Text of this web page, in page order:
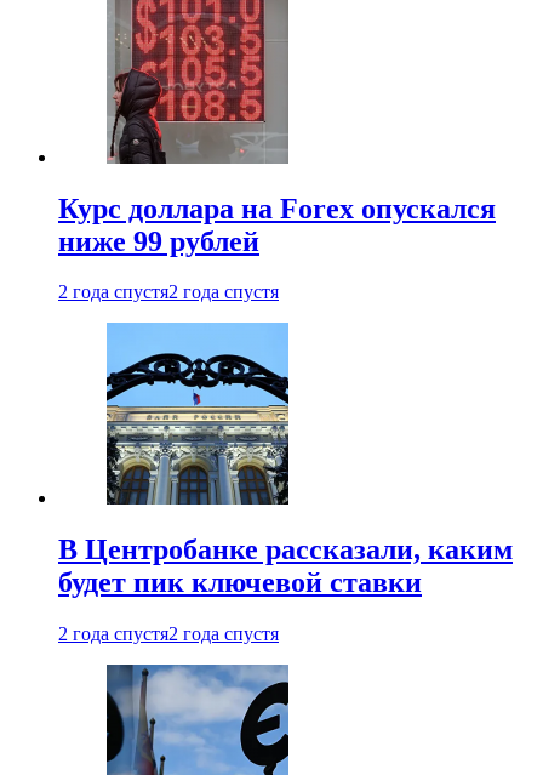
Курс доллара на Forex опускался
ниже 99 рублей
2 года спустя2 года спустя
В Центробанке рассказали, каким
будет пик ключевой ставки
2 года спустя2 года спустя